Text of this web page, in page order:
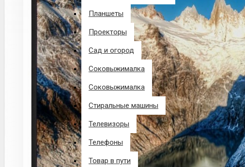
Планшеты
Проекторы
Сад и огород
Соковыжималка
Соковыжималка
Стиральные машины
Телевизоры
Телефоны
Товар в пути